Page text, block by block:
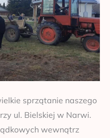
sprzątanie naszego
ul. Bielskiej w Narwi.
wewnątrz